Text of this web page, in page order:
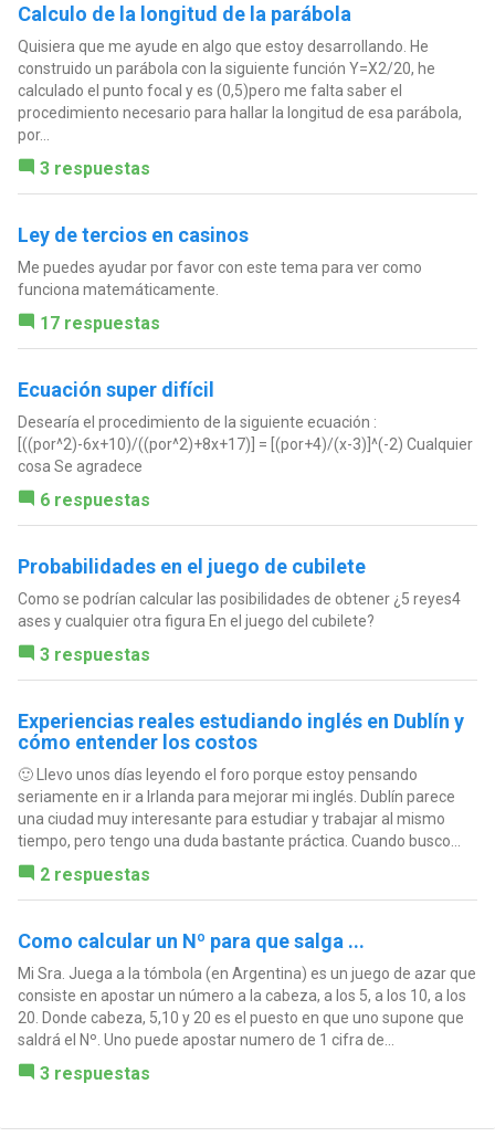
Calculo de la longitud de la parábola
Quisiera que me ayude en algo que estoy desarrollando. He
construido un parábola con la siguiente función Y=X2/20, he
calculado el punto focal y es (0,5)pero me falta saber el
procedimiento necesario para hallar la longitud de esa parábola,
por...
3 respuestas
Ley de tercios en casinos
Me puedes ayudar por favor con este tema para ver como
funciona matemáticamente.
17 respuestas
Ecuación super difícil
Desearía el procedimiento de la siguiente ecuación :
[((por^2)-6x+10)/((por^2)+8x+17)] = [(por+4)/(x-3)]^(-2) Cualquier
cosa Se agradece
6 respuestas
Probabilidades en el juego de cubilete
Como se podrían calcular las posibilidades de obtener ¿5 reyes4
ases y cualquier otra figura En el juego del cubilete?
3 respuestas
Experiencias reales estudiando inglés en Dublín y
cómo entender los costos
🙂 Llevo unos días leyendo el foro porque estoy pensando
seriamente en ir a Irlanda para mejorar mi inglés. Dublín parece
una ciudad muy interesante para estudiar y trabajar al mismo
tiempo, pero tengo una duda bastante práctica. Cuando busco...
2 respuestas
Como calcular un Nº para que salga ...
Mi Sra. Juega a la tómbola (en Argentina) es un juego de azar que
consiste en apostar un número a la cabeza, a los 5, a los 10, a los
20. Donde cabeza, 5,10 y 20 es el puesto en que uno supone que
saldrá el Nº. Uno puede apostar numero de 1 cifra de...
3 respuestas